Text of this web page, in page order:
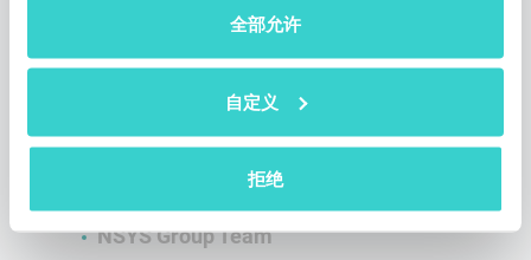
全部允许
自定义
拒绝
摘要：5G如何改变移动以旧换新
和回购的需求？
星期三 16 十二月 2020
NSYS Group Team